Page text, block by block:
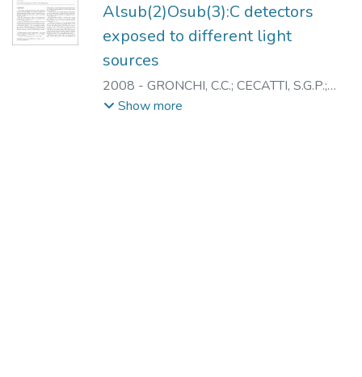
Alsub(2)Osub(3):C detectors
exposed to different light
sources
2008 - GRONCHI, C.C.; CECATTI, S.G.P.;
PINTO, T.C.N.O.
Show more